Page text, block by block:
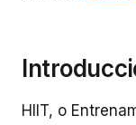
HIIT, o